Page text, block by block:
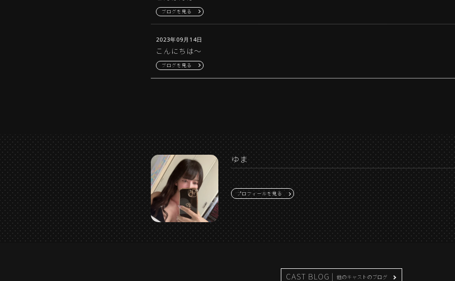
ブログを見る
2023年09月14日
こんにちは〜
ブログを見る
ゆま
プロフィールを見る
CAST BLOG | 他のキャストのブログ